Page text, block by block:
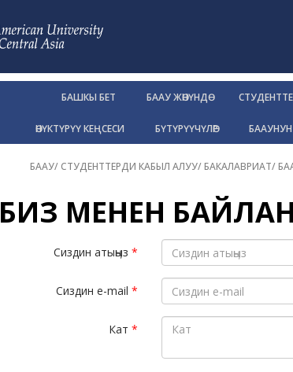
БАШКЫ БЕТ БААУ ЖӨНҮНДӨ
ӨНҮКТҮРҮҮ КЕҢСЕСИ БҮТҮРҮҮЧҮЛӨР
БААУ/ СТУДЕНТТЕРДИ КАБЫЛ АЛУУ/БАКАЛАВРИАТ/
БИЗ МЕНЕН
Сиздин атыӊыз *
Сиздин e-mail *
Кат *